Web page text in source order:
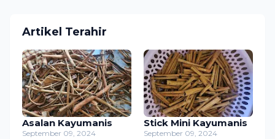
Artikel Terahir
Asalan Kayumanis
September 09, 2024
Stick Mini Kayumanis
September 09, 2024